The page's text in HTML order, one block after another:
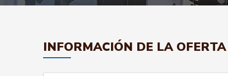
INFORMACIÓN DE LA OFERTA